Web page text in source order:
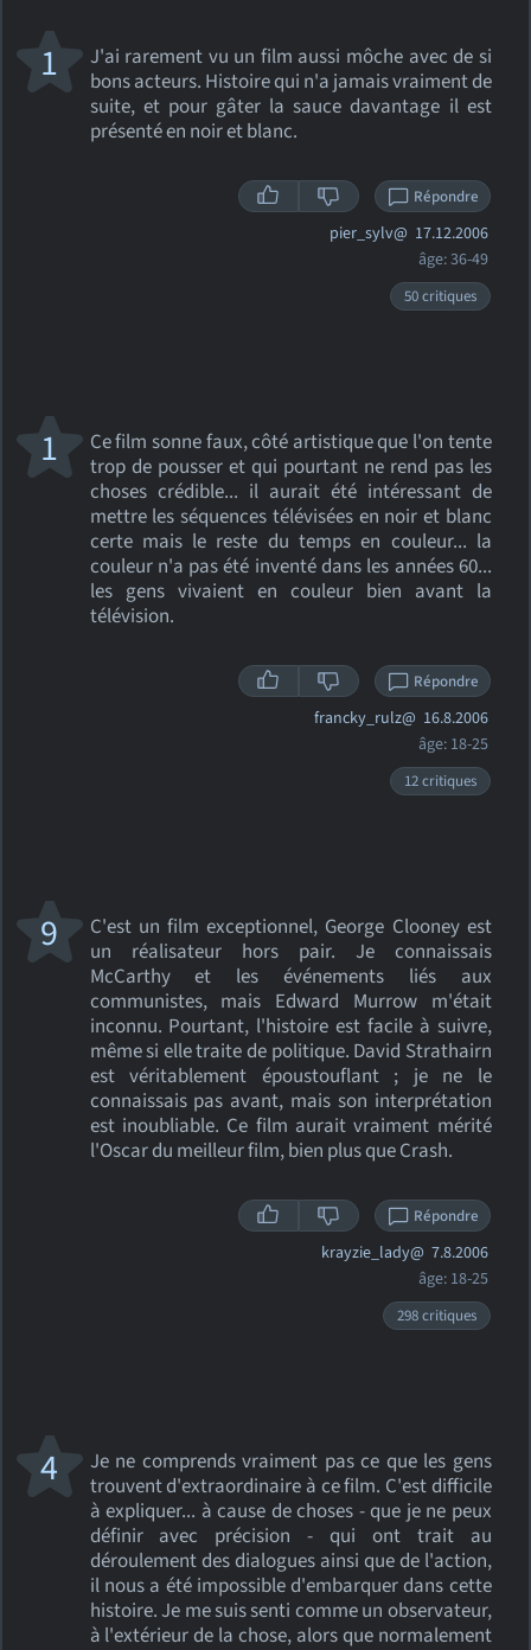
J'ai rarement vu un film aussi môche avec de si
bons acteurs. Histoire qui n'a jamais vraiment de
suite, et pour gâter la sauce davantage il est
présenté en noir et blanc.
1
Répondre
pier_sylv@ 17.12.2006
âge: 36-49
50 critiques
Ce film sonne faux, côté artistique que l'on tente
trop de pousser et qui pourtant ne rend pas les
choses crédible... il aurait été intéressant de
mettre les séquences télévisées en noir et blanc
certe mais le reste du temps en couleur... la
couleur n'a pas été inventé dans les années 60...
les gens vivaient en couleur bien avant la
télévision.
1
Répondre
francky_rulz@ 16.8.2006
âge: 18-25
12 critiques
C'est un film exceptionnel, George Clooney est
un réalisateur hors pair. Je connaissais
McCarthy et les événements liés aux
communistes, mais Edward Murrow m'était
inconnu. Pourtant, l'histoire est facile à suivre,
même si elle traite de politique. David Strathairn
est véritablement époustouflant ; je ne le
connaissais pas avant, mais son interprétation
est inoubliable. Ce film aurait vraiment mérité
l'Oscar du meilleur film, bien plus que Crash.
9
Répondre
krayzie_lady@ 7.8.2006
âge: 18-25
298 critiques
Je ne comprends vraiment pas ce que les gens
trouvent d'extraordinaire à ce film. C'est difficile
à expliquer... à cause de choses - que je ne peux
définir avec précision - qui ont trait au
déroulement des dialogues ainsi que de l'action,
il nous a été impossible d'embarquer dans cette
histoire. Je me suis senti comme un observateur,
à l'extérieur de la chose, alors que normalement
4